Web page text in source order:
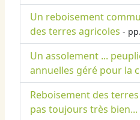
Un reboisement
des terres agricoles -
Un assolement ...
annuelles géré pour la
Reboisement des
pas toujours très bien...